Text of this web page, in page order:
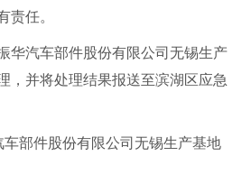
责任。
华汽车部件股份有限公司无锡生产
，并将处理结果报送至滨湖区应急
车部件股份有限公司无锡生产基地